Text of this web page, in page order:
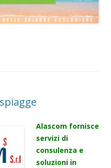
Alascom fornisce
servizi di
consulenza e
soluzioni in